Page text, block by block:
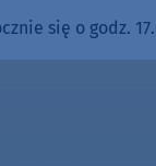
się o godz.